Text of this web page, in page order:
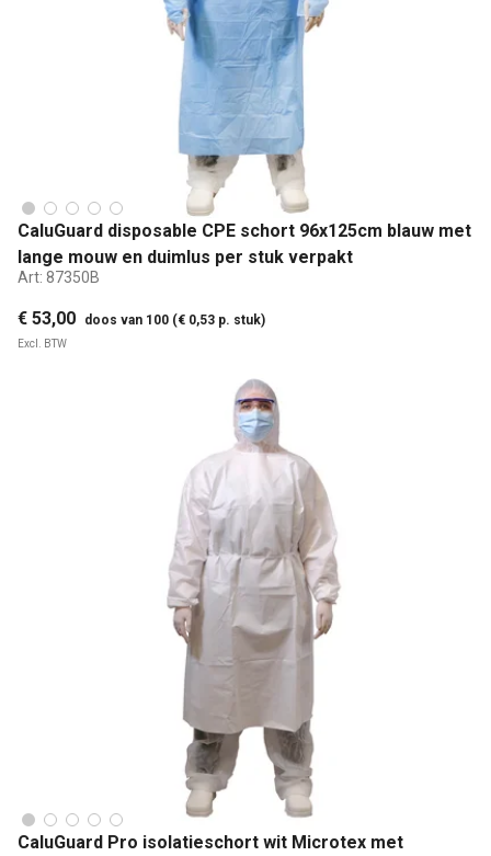
CaluGuard disposable CPE schort 96x125cm blauw met
lange mouw en duimlus per stuk verpakt
Art: 87350B
€ 53,00 doos van 100 (€ 0,53 p. stuk)
Excl. BTW
CaluGuard Pro isolatieschort wit Microtex met